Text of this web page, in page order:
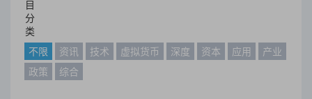
目
分
类
不限
资讯 技术 虚拟货币 深度 资本 应用
产业
政策
综合